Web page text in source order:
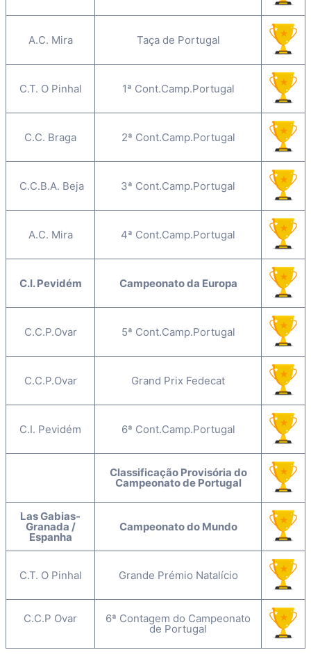
A.C. Mira Taça de Portugal
C.T. O Pinhal 1ª Cont.Camp.Portugal
C.C. Braga 2ª Cont.Camp.Portugal
C.C.B.A. Beja 3ª Cont.Camp.Portugal
A.C. Mira 4ª Cont.Camp.Portugal
C.I. Pevidém Campeonato da Europa
C.C.P.Ovar 5ª Cont.Camp.Portugal
C.C.P.Ovar Grand Prix Fedecat
C.I. Pevidém 6ª Cont.Camp.Portugal
Classificação Provisória do
Campeonato de Portugal
Las Gabias-
Granada /
Espanha
Campeonato do Mundo
C.T. O Pinhal Grande Prémio Natalício
C.C.P Ovar 6ª Contagem do Campeonato
de Portugal